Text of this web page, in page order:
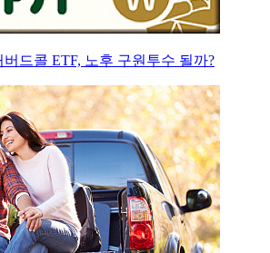
버드콜 ETF, 노후 구원투수 될까?